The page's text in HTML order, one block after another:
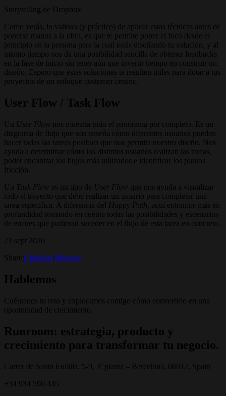
Storytelling de Dropbox
Como verás, lo valioso (y práctico) de aplicar estas técnicas antes de
ponerse manos a la obra, es que te permite poner el foco desde el
principio en la persona para la cual estás diseñando tu solución, y al
mismo tiempo nos da una posibilidad sencilla de obtener feedbacks
en la fase de inicio sin tener aún que invertir tiempo en construir un
diseño. Espero que estas soluciones te resulten útiles para dotar a tus
proyectos de un enfoque customer centric.
User Flow / Task Flow
Un User Flow
nos muestra todo el panorama por completo. Es un
diagrama de flujo que nos enseña cómo diferentes usuarios pueden
hacer todas las tareas posibles que nos permita nuestro diseño. Nos
ayuda a determinar cómo los distintos usuarios realizan las tareas,
poder encontrar los flujos más utilizados e identificar los puntos
fricción.
Un
Task Flow es un tipo de User Flow que nos ayuda a visualizar
todo el trayecto que debe realizar un usuario para completar una
tarea específica. A diferencia del
Happy Path , aquí entramos más en
profundidad tomando en cuenta todas las posibilidades y escenarios
de errores que pudieran suceder en el flujo de esta tarea en concreto.
21 sept 2020
Share: Linkedin Bluesky
Hablemos
Cuéntanos tu reto y exploramos contigo cómo convertirlo en una
oportunidad de crecimiento.
Runroom: estrategia, producto y
crecimiento para transformar tu negocio.
Carrer de Santa Eulàlia, 5-9, 3ª planta – Barcelona, 08012, Spain
+34 934 590 445